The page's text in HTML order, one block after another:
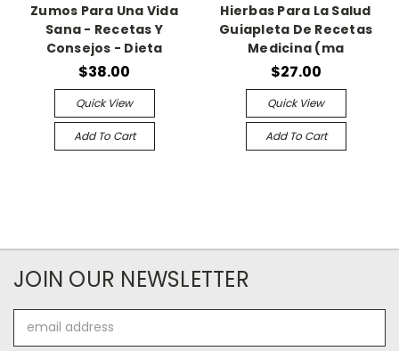
Zumos Para Una Vida
Sana - Recetas Y
Consejos - Dieta
$38.00
Quick View
Add To Cart
Hierbas Para La Salud
Guiapleta De Recetas
Medicina (ma
$27.00
Quick View
Add To Cart
JOIN OUR NEWSLETTER
Address